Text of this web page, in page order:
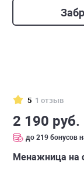
5 1 отзыв
2 190 руб.
до 219 бонусов
Менажница на